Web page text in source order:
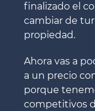
finalizado el
cambiar de
propiedad.
Ahora vas a
a un precio
porque
competitivos